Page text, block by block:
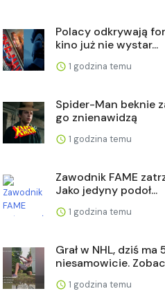
Polacy odkrywają
kino już nie wystar...
1 godzina temu
Spider-Man beknie
go znienawidzą
1 godzina temu
Zawodnik FAME
Jako jedyny podoł...
1 godzina temu
Grał w NHL, dziś
niesamowicie.
1 godzina temu